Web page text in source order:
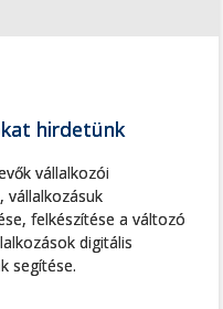
hirdetünk
vállalkozói
vállalkozásuk
felkészítése a változó
digitális
segítése.